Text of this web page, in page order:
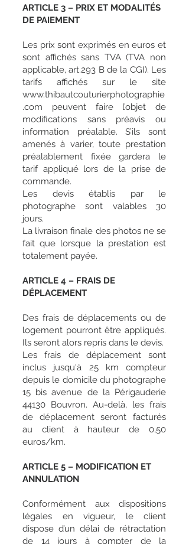
ARTICLE 3 – PRIX ET MODALITÉS
DE PAIEMENT
Les prix sont exprimés en euros et
sont affichés sans TVA (TVA non
applicable, art.293 B de la CGI). Les
tarifs affichés sur le site
www.thibautcouturierphotographie
.com peuvent faire l’objet de
modifications sans préavis ou
information préalable. S’ils sont
amenés à varier, toute prestation
préalablement fixée gardera le
tarif appliqué lors de la prise de
commande.
Les devis établis par le
photographe sont valables 30
jours.
La livraison finale des photos ne se
fait que lorsque la prestation est
totalement payée.
ARTICLE 4 – FRAIS DE
DÉPLACEMENT
Des frais de déplacements ou de
logement pourront être appliqués.
Ils seront alors repris dans le devis.
Les frais de déplacement sont
inclus jusqu'à 25 km compteur
depuis le domicile du photographe
15 bis avenue de la Périgauderie
44130 Bouvron. Au-delà, les frais
de déplacement seront facturés
au client à hauteur de 0,50
euros/km.
ARTICLE 5 – MODIFICATION ET
ANNULATION
Conformément aux dispositions
légales en vigueur, le client
dispose d’un délai de rétractation
de 14 jours à compter de la